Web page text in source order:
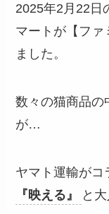
2025年2月22日
マートが【ファ
ました。
数々の猫商品の
が…
ヤマト運輸がコ
『映える』
と大